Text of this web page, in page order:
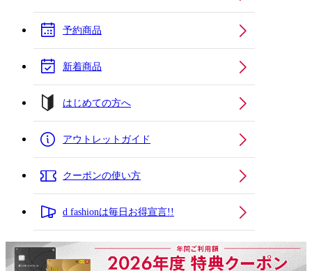
予約商品
新着商品
はじめての方へ
アウトレットガイド
クーポンの使い方
d fashionは毎日お得宣言!!